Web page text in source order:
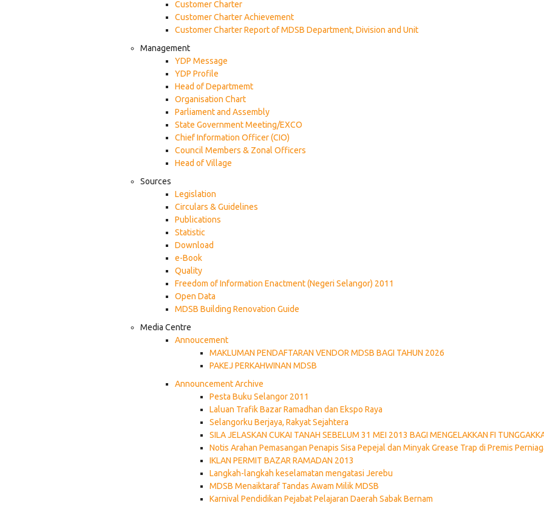
Customer Charter
Customer Charter Achievement
Customer Charter Report of MDSB Department, Division and Unit
Management
YDP Message
YDP Profile
Head of Departmemt
Organisation Chart
Parliament and Assembly
State Government Meeting/EXCO
Chief Information Officer (CIO)
Council Members & Zonal Officers
Head of Village
Sources
Legislation
Circulars & Guidelines
Publications
Statistic
Download
e-Book
Quality
Freedom of Information Enactment (Negeri Selangor) 2011
Open Data
MDSB Building Renovation Guide
Media Centre
Annoucement
MAKLUMAN PENDAFTARAN VENDOR MDSB BAGI TAHUN 2026
PAKEJ PERKAHWINAN MDSB
Announcement Archive
Pesta Buku Selangor 2011
Laluan Trafik Bazar Ramadhan dan Ekspo Raya
Selangorku Berjaya, Rakyat Sejahtera
SILA JELASKAN CUKAI TANAH SEBELUM 31 MEI 2013 BAGI MENGELAKKAN FI
Notis Arahan Pemasangan Penapis Sisa Pepejal dan Minyak Grease Trap di Premis
IKLAN PERMIT BAZAR RAMADAN 2013
Langkah-langkah keselamatan mengatasi Jerebu
MDSB Menaiktaraf Tandas Awam Milik MDSB
Karnival Pendidikan Pejabat Pelajaran Daerah Sabak Bernam